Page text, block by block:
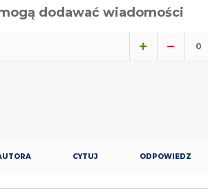
dodawać wiadomości
0
CYTUJ ODPOWIEDZ